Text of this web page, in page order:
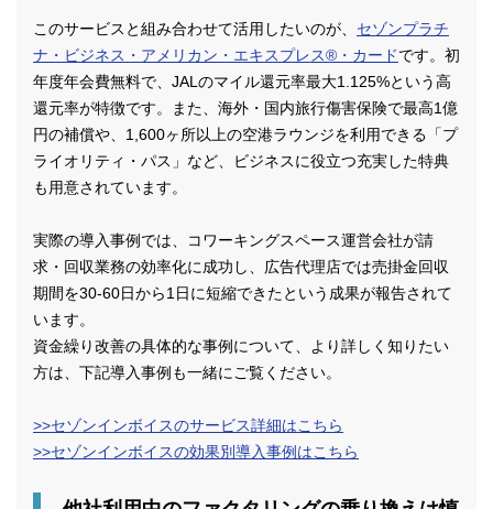
このサービスと組み合わせて活用したいのが、 セゾンプラチ
ナ・ビジネス・アメリカン・エキスプレス®・カードです。初
年度年会費無料で、JALのマイル還元率最大1.125%という高
還元率が特徴です。また、海外・国内旅行傷害保険で最高1億
円の補償や、1,600ヶ所以上の空港ラウンジを利用できる「プ
ライオリティ・パス」など、ビジネスに役立つ充実した特典
も用意されています。
実際の導入事例では、コワーキングスペース運営会社が請
求・回収業務の効率化に成功し、広告代理店では売掛金回収
期間を30-60日から1日に短縮できたという成果が報告されて
います。
資金繰り改善の具体的な事例について、より詳しく知りたい
方は、下記導入事例も一緒にご覧ください。
>>セゾンインボイスのサービス詳細はこちら
>>セゾンインボイスの効果別導入事例はこちら